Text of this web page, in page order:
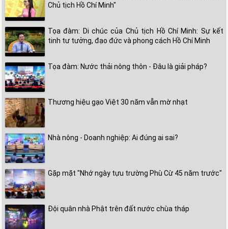
Chủ tịch Hồ Chí Minh"
Tọa đàm: Di chúc của Chủ tịch Hồ Chí Minh: Sự kết
tinh tư tưởng, đạo đức và phong cách Hồ Chí Minh
Tọa đàm: Nước thải nông thôn - Đâu là giải pháp?
Thương hiệu gạo Việt 30 năm vẫn mờ nhạt
Nhà nông - Doanh nghiệp: Ai đúng ai sai?
Gặp mặt "Nhớ ngày tựu trường Phù Cừ 45 năm trước"
Đội quân nhà Phật trên đất nước chùa tháp